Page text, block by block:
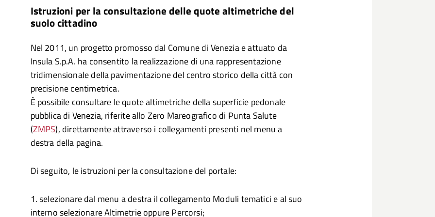
Istruzioni per la consultazione delle quote altimetriche del
suolo cittadino
Nel 2011, un progetto promosso dal Comune di Venezia e attuato da
Insula S.p.A. ha consentito la realizzazione di una rappresentazione
tridimensionale della pavimentazione del centro storico della città con
precisione centimetrica.
È possibile consultare le quote altimetriche della superficie pedonale
pubblica di Venezia, riferite allo Zero Mareografico di Punta Salute
(ZMPS), direttamente attraverso i collegamenti presenti nel menu a
destra della pagina.
Di seguito, le istruzioni per la consultazione del portale:
1. selezionare dal menu a destra il collegamento Moduli tematici e al suo
interno selezionare Altimetrie oppure Percorsi;